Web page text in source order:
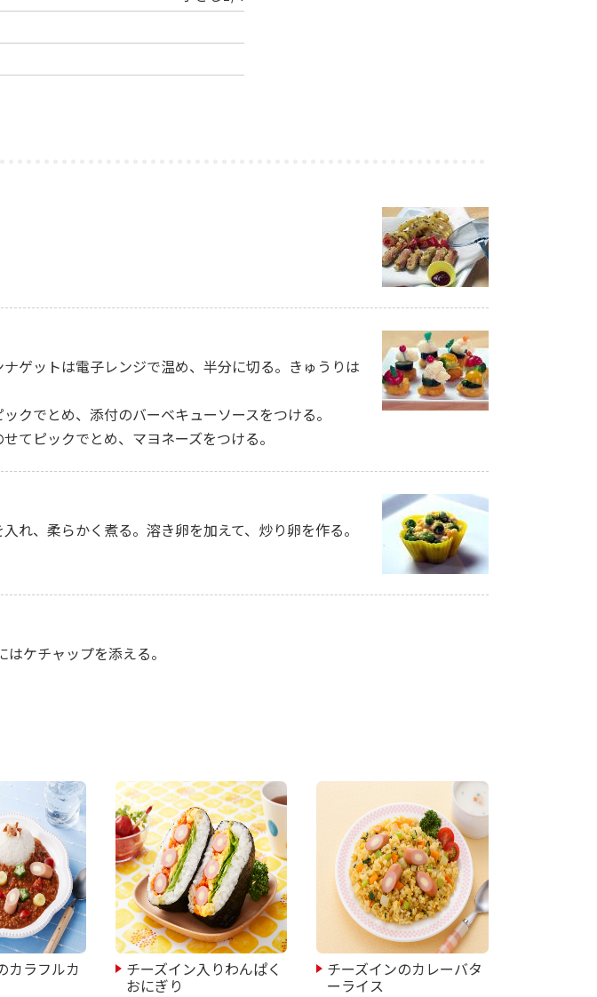
ゲットは電子レンジで温め、半分に切る。きゅうりは
クでとめ、添付のバーベキューソースをつける。
てピックでとめ、マヨネーズをつける。
れ、柔らかく煮る。溶き卵を加えて、炒り卵を作る。
ケチャップを添える。
カラフルカ チーズイン入りわんぱく
おにぎり
チーズインのカレーバタ
ーライス